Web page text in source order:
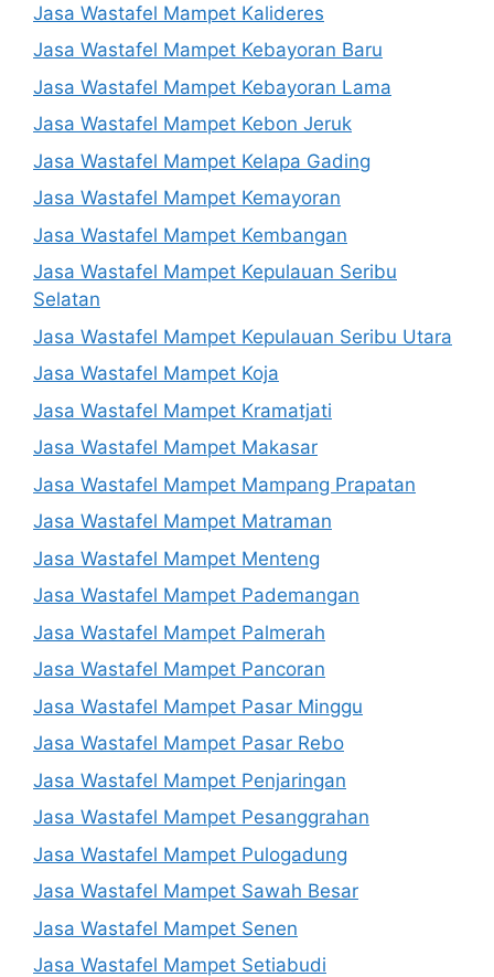
Jasa Wastafel Mampet Kalideres
Jasa Wastafel Mampet Kebayoran Baru
Jasa Wastafel Mampet Kebayoran Lama
Jasa Wastafel Mampet Kebon Jeruk
Jasa Wastafel Mampet Kelapa Gading
Jasa Wastafel Mampet Kemayoran
Jasa Wastafel Mampet Kembangan
Jasa Wastafel Mampet Kepulauan Seribu
Selatan
Jasa Wastafel Mampet Kepulauan Seribu Utara
Jasa Wastafel Mampet Koja
Jasa Wastafel Mampet Kramatjati
Jasa Wastafel Mampet Makasar
Jasa Wastafel Mampet Mampang Prapatan
Jasa Wastafel Mampet Matraman
Jasa Wastafel Mampet Menteng
Jasa Wastafel Mampet Pademangan
Jasa Wastafel Mampet Palmerah
Jasa Wastafel Mampet Pancoran
Jasa Wastafel Mampet Pasar Minggu
Jasa Wastafel Mampet Pasar Rebo
Jasa Wastafel Mampet Penjaringan
Jasa Wastafel Mampet Pesanggrahan
Jasa Wastafel Mampet Pulogadung
Jasa Wastafel Mampet Sawah Besar
Jasa Wastafel Mampet Senen
Jasa Wastafel Mampet Setiabudi